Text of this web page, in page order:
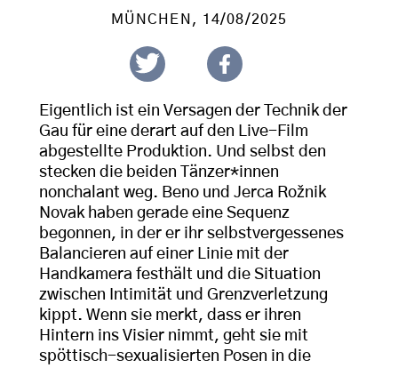
MÜNCHEN , 14/08/2025
Eigentlich ist ein Versagen der Technik der
Gau für eine derart auf den Live-Film
abgestellte Produktion. Und selbst den
stecken die beiden Tänzer*innen
nonchalant weg. Beno und Jerca Rožnik
Novak haben gerade eine Sequenz
begonnen, in der er ihr selbstvergessenes
Balancieren auf einer Linie mit der
Handkamera festhält und die Situation
zwischen Intimität und Grenzverletzung
kippt. Wenn sie merkt, dass er ihren
Hintern ins Visier nimmt, geht sie mit
spöttisch-sexualisierten Posen in die